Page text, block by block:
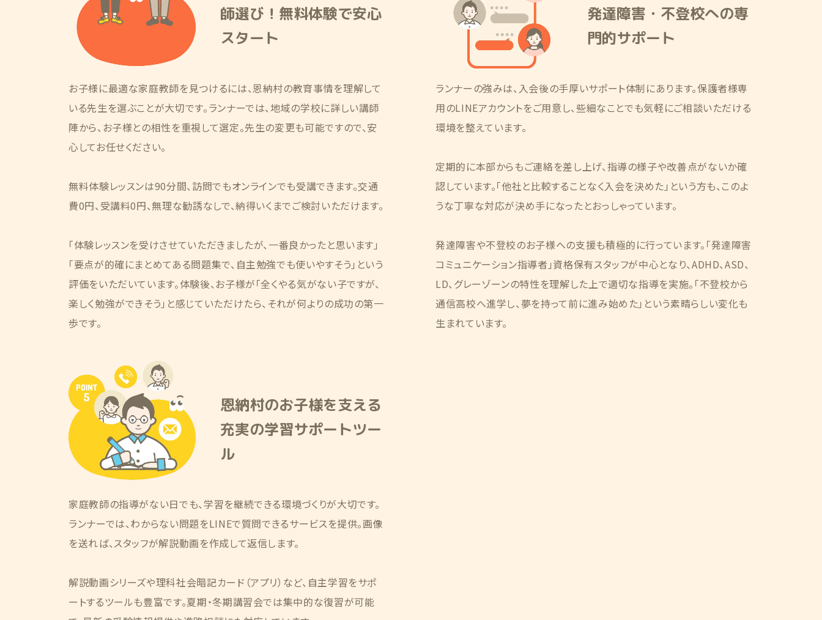
師選び！無料体験で安心
スタート
お子様に最適な家庭教師を見つけるには、恩納村の教育事情を理解して
いる先生を選ぶことが大切です。ランナーでは、地域の学校に詳しい講師
陣から、お子様との相性を重視して選定。先生の変更も可能ですので、安
心してお任せください。
無料体験レッスンは90分間、訪問でもオンラインでも受講できます。交通
費0円、受講料0円、無理な勧誘なしで、納得いくまでご検討いただけます。
「体験レッスンを受けさせていただきましたが、一番良かったと思います」
「要点が的確にまとめてある問題集で、自主勉強でも使いやすそう」という
評価をいただいています。体験後、お子様が「全くやる気がない子ですが、
楽しく勉強ができそう」と感じていただけたら、それが何よりの成功の第一
歩です。
発達障害・不登校への専
門的サポート
ランナーの強みは、入会後の手厚いサポート体制にあります。保護者様専
用のLINEアカウントをご用意し、些細なことでも気軽にご相談いただける
環境を整えています。
定期的に本部からもご連絡を差し上げ、指導の様子や改善点がないか確
認しています。「他社と比較することなく入会を決めた」という方も、このよ
うな丁寧な対応が決め手になったとおっしゃっています。
発達障害や不登校のお子様への支援も積極的に行っています。「発達障害
コミュニケーション指導者」資格保有スタッフが中心となり、ADHD、ASD、
LD、グレーゾーンの特性を理解した上で適切な指導を実施。「不登校から
通信高校へ進学し、夢を持って前に進み始めた」という素晴らしい変化も
生まれています。
恩納村のお子様を支える
充実の学習サポートツー
ル
家庭教師の指導がない日でも、学習を継続できる環境づくりが大切です。
ランナーでは、わからない問題をLINEで質問できるサービスを提供。画像
を送れば、スタッフが解説動画を作成して返信します。
解説動画シリーズや理科社会暗記カード（アプリ）など、自主学習をサポ
ートするツールも豊富です。夏期・冬期講習会では集中的な復習が可能